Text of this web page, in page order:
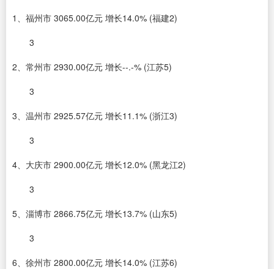
1、福州市 3065.00亿元 增长14.0% (福建2)
3
2、常州市 2930.00亿元 增长--.-% (江苏5)
3
3、温州市 2925.57亿元 增长11.1% (浙江3)
3
4、大庆市 2900.00亿元 增长12.0% (黑龙江2)
3
5、淄博市 2866.75亿元 增长13.7% (山东5)
3
6、徐州市 2800.00亿元 增长14.0% (江苏6)